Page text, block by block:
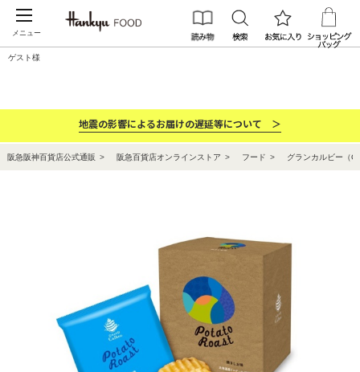
メニュー
ゲスト様
地震の影響によるお届けの遅延等について ＞
阪急阪神百貨店公式通販 阪急百貨店オンラインストア フード グランカルビー（